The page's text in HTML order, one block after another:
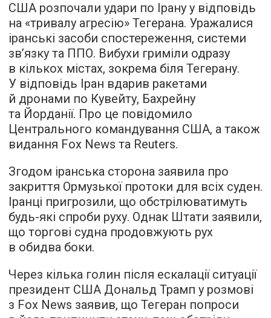
США розпочали удари по Ірану у відповідь
на «тривалу агресію» Тегерана. Уражалися
іранські засоби спостереження, системи
зв’язку та ППО. Вибухи гриміли одразу
в кількох містах, зокрема біля Тегерану.
У відповідь Іран вдарив ракетами
й дронами по Кувейту, Бахрейну
та Йорданії. Про це повідомило
Центрального командування США, а також
видання Fox News та Reuters.
Згодом іранська сторона заявила про
закриття Ормузької протоки для всіх суден.
Іранці пригрозили, що обстрілюватимуть
будь-які спроби руху. Однак Штати заявили,
що торгові судна продовжують рух
в обидва боки.
Через кілька голин після ескалації ситуації
президент США Дональд Трамп у розмові
з Fox News заявив, що Тегеран попроси